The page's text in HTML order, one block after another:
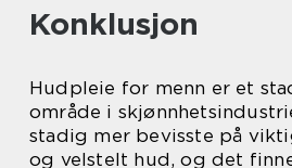
Konklusjon
Hudpleie for menn er et
område i
stadig mer bevisste på
og velstelt hud, og det